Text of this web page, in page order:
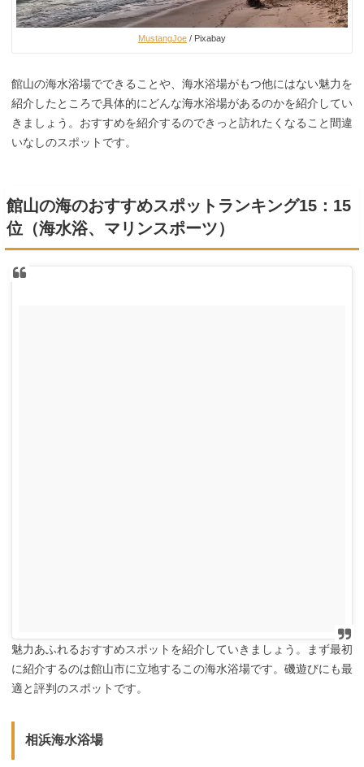
MustangJoe / Pixabay
館山の海水浴場でできることや、海水浴場がもつ他にはない魅力を
紹介したところで具体的にどんな海水浴場があるのかを紹介してい
きましょう。おすすめを紹介するのできっと訪れたくなること間違
いなしのスポットです。
館山の海のおすすめスポットランキング15：15
位（海水浴、マリンスポーツ）
魅力あふれるおすすめスポットを紹介していきましょう。まず最初
に紹介するのは館山市に立地するこの海水浴場です。磯遊びにも最
適と評判のスポットです。
相浜海水浴場